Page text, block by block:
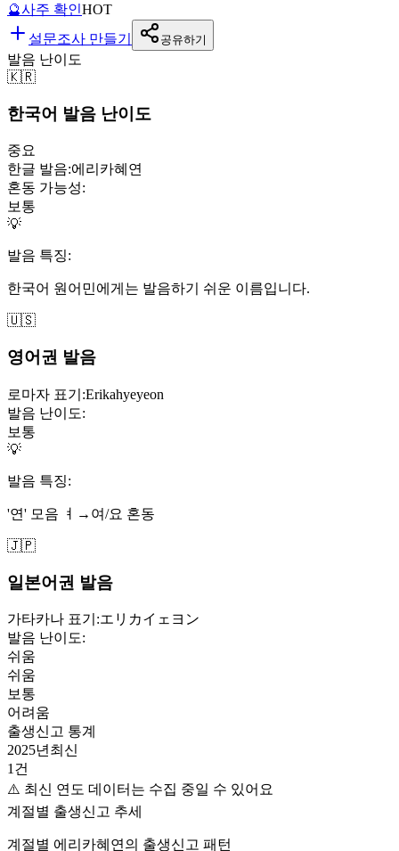
🔮사주 확인HOT
설문조사 만들기
공유하기
발음 난이도
🇰🇷
한국어 발음 난이도
중요
한글 발음:에리카혜연
혼동 가능성:
보통
💡
발음 특징:
한국어 원어민에게는 발음하기 쉬운 이름입니다.
🇺🇸
영어권 발음
로마자 표기:Erikahyeyeon
발음 난이도:
보통
💡
발음 특징:
'연' 모음 ㅕ→여/요 혼동
🇯🇵
일본어권 발음
가타카나 표기:エリカイェヨン
발음 난이도:
쉬움
쉬움
보통
어려움
출생신고 통계
2025년 최신
1 건
⚠️ 최신 연도 데이터는 수집 중일 수 있어요
계절별 출생신고 추세
계절별 에리카혜연 의 출생신고 패턴